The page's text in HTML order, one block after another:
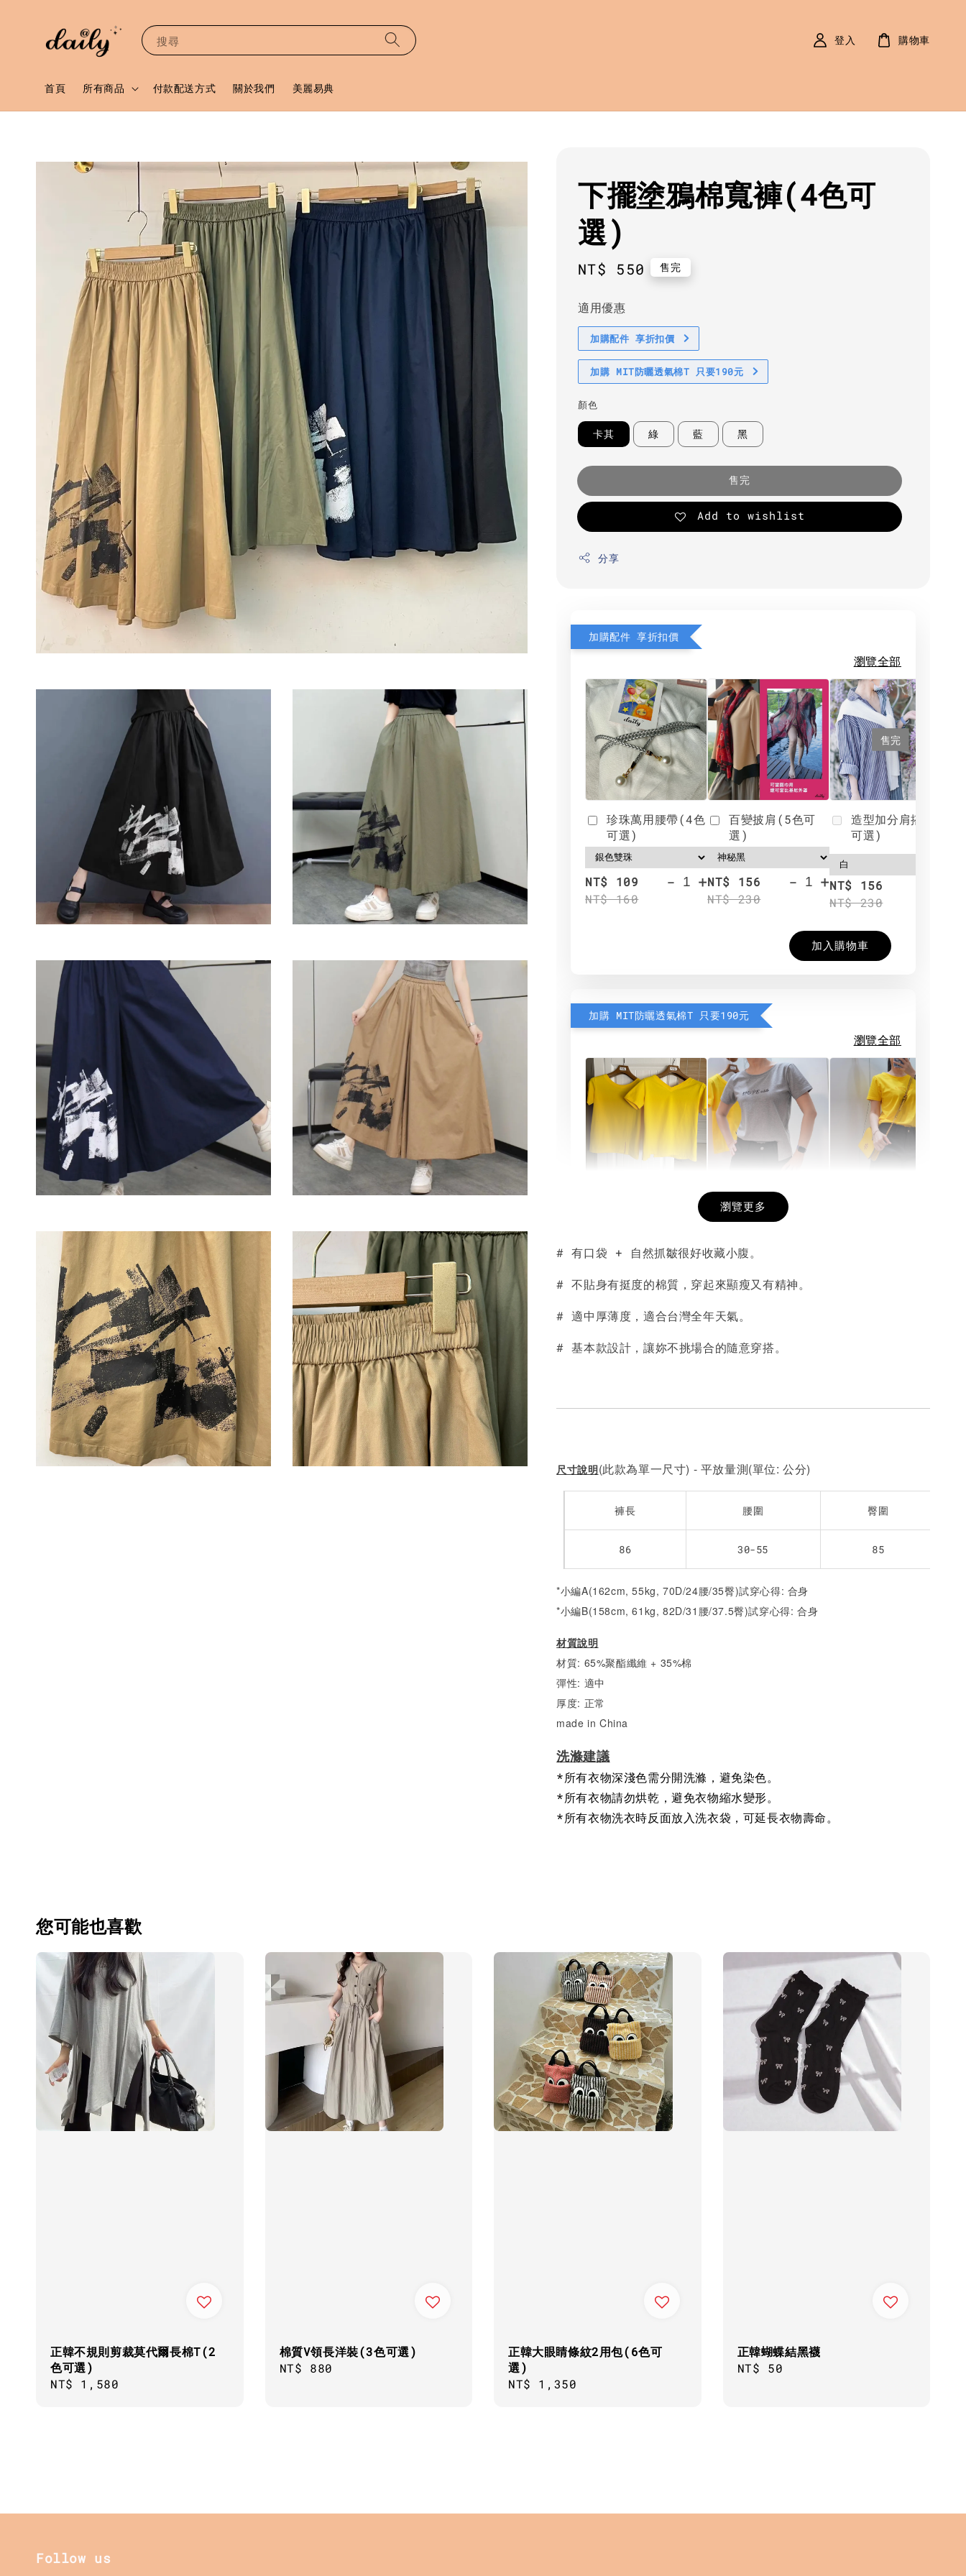
搜尋
首頁 所有商品 付款配送方式 關於我們 美麗易典
登入 購物車
下擺塗鴉棉寬褲(4色可
選)
Regular
NT$ 550 售完
適用優惠
加購配件 享折扣價
加購 MIT防曬透氣棉T 只要190元
顏色
卡其 綠 藍 黑
售完
Add to wishlist
分享
加購配件 享折扣價
瀏覽全部
珍珠萬用腰帶(4色
可選)
NT$ 109
NT$ 160
- +
百變披肩(5色可
選)
NT$ 156
NT$ 230
- +
售完
造型加分肩搭(4色
可選)
NT$ 156
NT$ 230
加入購物車
加購 MIT防曬透氣棉T 只要190元
瀏覽全部
NT$ 190
NT$ 450
- +
希望相隨雙面T
NT$ 190
NT$ 450
瀏覽更多
# 有口袋 + 自然抓皺很好收藏小腹。
# 不貼身有挺度的棉質，穿起來顯瘦又有精神。
# 適中厚薄度，適合台灣全年天氣。
# 基本款設計，讓妳不挑場合的隨意穿搭。
尺寸說明(此款為單一尺寸) - 平放量測(單位: 公分)
褲長 腰圍 臀圍
86 30-55 85
*小編A(162cm, 55kg, 70D/24腰/35臀)試穿心得: 合身
*小編B(158cm, 61kg, 82D/31腰/37.5臀)試穿心得: 合身
材質說明
材質: 65%聚酯纖維 + 35%棉
彈性: 適中
厚度: 正常
made in China
洗滌建議
*所有衣物深淺色需分開洗滌，避免染色。
*所有衣物請勿烘乾，避免衣物縮水變形。
*所有衣物洗衣時反面放入洗衣袋，可延長衣物壽命。
您可能也喜歡
正韓不規則剪裁莫代爾長棉T(2
色可選)
Regular
NT$ 1,580
棉質V領長洋裝(3色可選)
Regular
NT$ 880
正韓大眼睛條紋2用包(6色可
選)
Regular
NT$ 1,350
正韓蝴蝶結黑襪
Regular
NT$ 50
Follow us